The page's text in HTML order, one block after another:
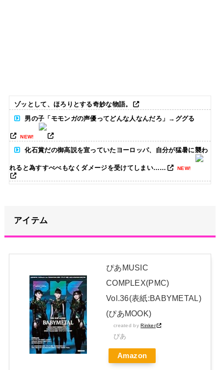
ゾッとして、ほろりとする奇妙な物語。
男の子「モモンガの声優ってどんな人なんだろ」→ググる
NEW!
化石賞だの御高説を宣っていたヨーロッパ、自分が猛暑に襲わ
れると為すすべべもなくダメージを受けてしまい…… NEW!
NEW!
【画像】どのくノ一を快楽責めしたいｗｗｗｗｗ NEW!
【朗報】山﨑愛生「けんぱなぱっぱぱん！」←
【画像】アイドルさん「体重10キロ増えたらこうなった」
NEW!
日本独自企画・限定生産盤「METAL FORTH (DELUXE
JAPAN EDITION)」着弾
【BABYMETAL】METAL FORTH DELUXE JAPAN EDITION
アイテム
ぴあMUSIC
COMPLEX(PMC)
Vol.36(表紙:BABYMETAL)
(ぴあMOOK)
created byRinker
ぴあ
Amazon